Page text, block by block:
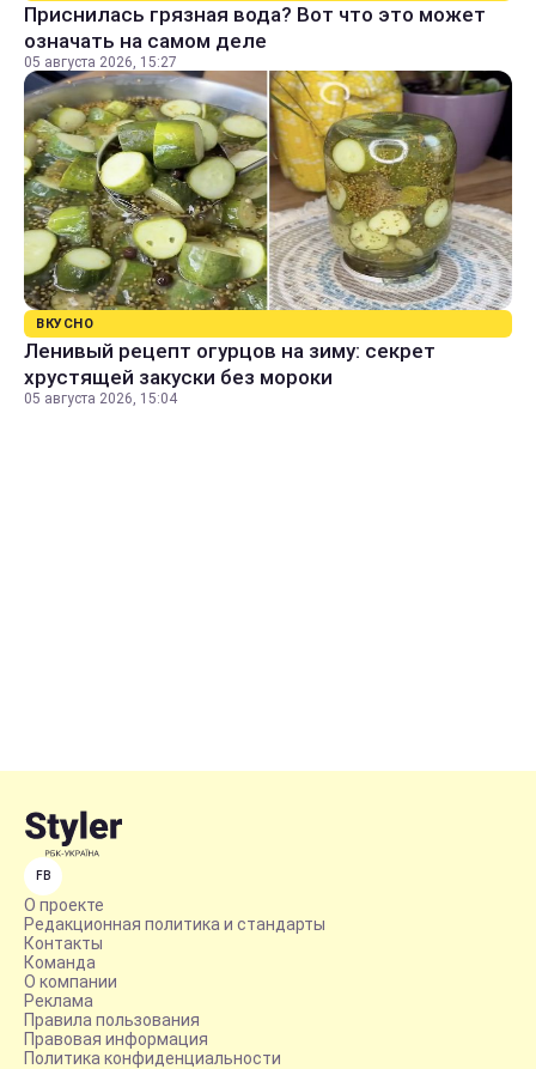
Приснилась грязная вода? Вот что это может
означать на самом деле
05 августа 2026, 15:27
ВКУСНО
Ленивый рецепт огурцов на зиму: секрет
хрустящей закуски без мороки
05 августа 2026, 15:04
FB
О проекте
Редакционная политика и стандарты
Контакты
Команда
О компании
Реклама
Правила пользования
Правовая информация
Политика конфиденциальности